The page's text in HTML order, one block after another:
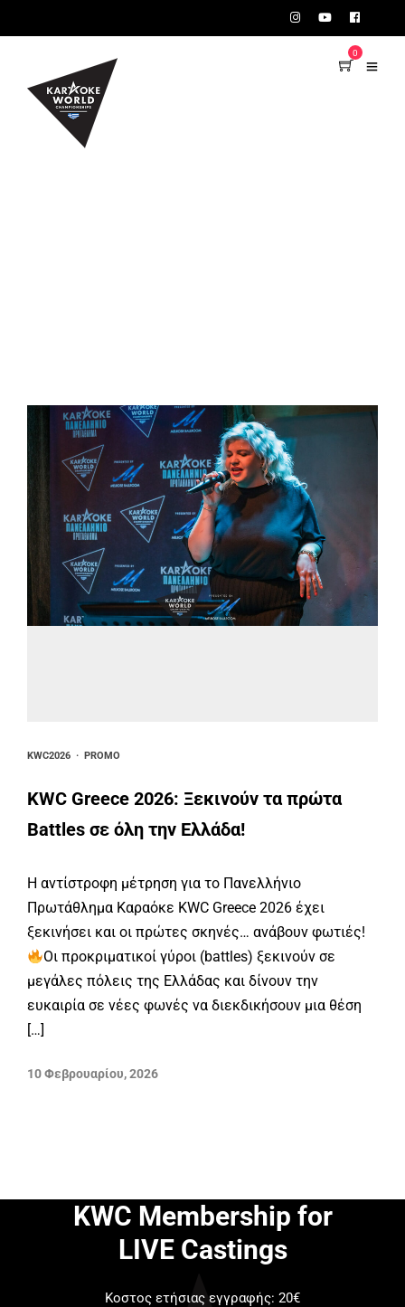
0
KWC2026 · PROMO
KWC Greece 2026: Ξεκινούν τα πρώτα
Battles σε όλη την Ελλάδα!
Η αντίστροφη μέτρηση για το Πανελλήνιο
Πρωτάθλημα Καραόκε KWC Greece 2026 έχει
ξεκινήσει και οι πρώτες σκηνές… ανάβουν φωτιές!
Οι προκριματικοί γύροι (battles) ξεκινούν σε
μεγάλες πόλεις της Ελλάδας και δίνουν την
ευκαιρία σε νέες φωνές να διεκδικήσουν μια θέση
[…]
10 Φεβρουαρίου, 2026
KWC Membership for
LIVE Castings
Κοστος ετήσιας εγγραφής: 20€